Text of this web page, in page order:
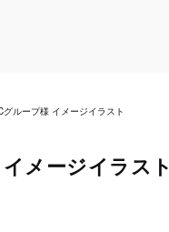
グループ様 イメージイラスト
メージイラスト